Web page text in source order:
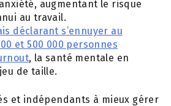
augmentant le risque
au travail.
déclarant s’ennuyer au
et 500 000 personnes
, la santé mentale en
de taille.
et indépendants à mieux gérer